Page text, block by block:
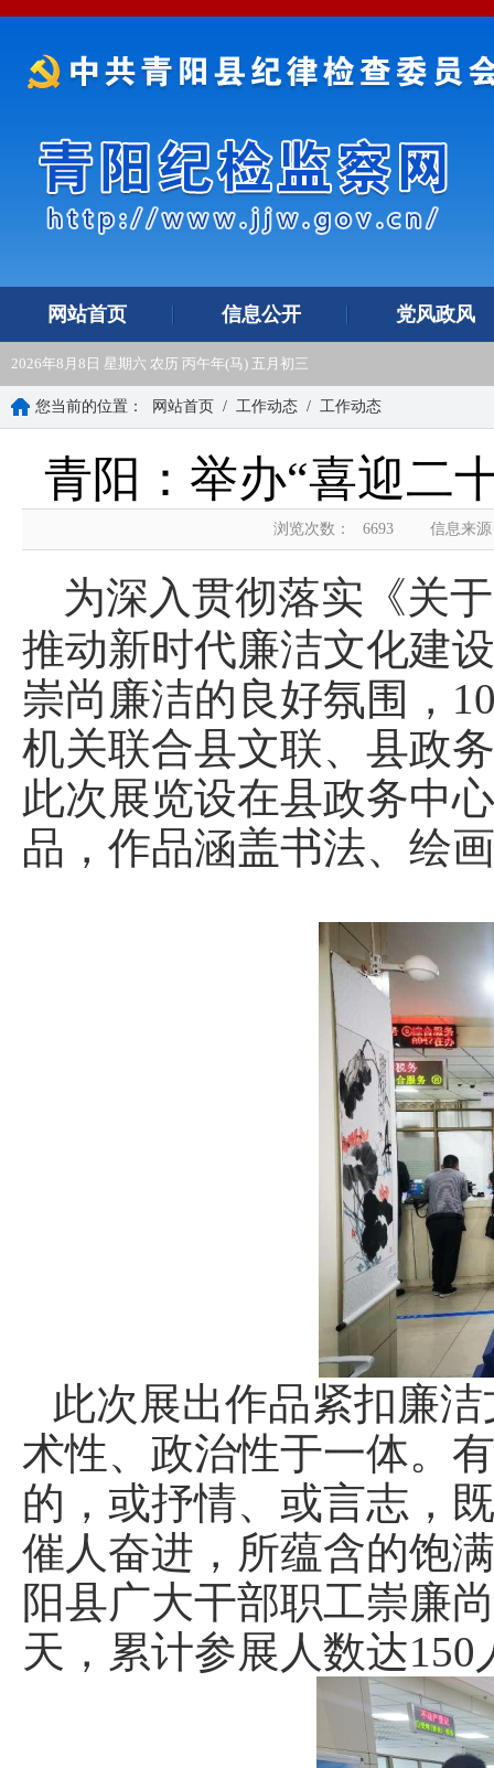
网站首页 信息公开 党风政风
2026年8月8日 星期六 农历 丙午年(马) 五月初三
您当前的位置： 网站首页 / 工作动态 / 工作动态
青阳：举办“喜迎二
浏览次数： 6693 信息来
为深入贯彻落实《关
推动新时代廉洁文化建
崇尚廉洁的良好氛围，
机关联合县文联、县政
此次展览设在县政务中
品，作品涵盖书法、绘
此次展出作品紧扣廉
术性、政治性于一体。
的，或抒情、或言志，
催人奋进，所蕴含的饱
阳县广大干部职工崇廉
天，累计参展人数达150